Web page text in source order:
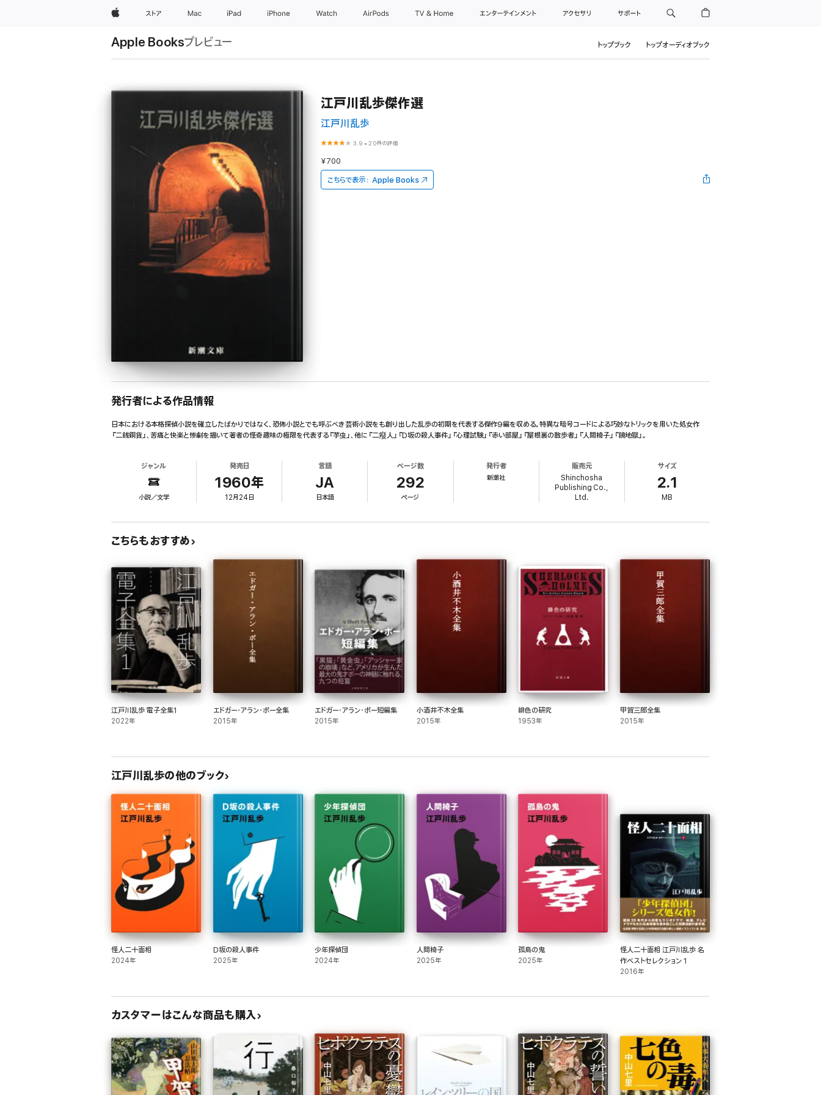
Appleストア Mac iPad iPhone Watch AirPods TV & Home エンターテインメント アクセサリ サポート
Apple Booksプレビュー トップブック トップオーディオブック
江戸川乱歩傑作選
江戸川乱歩
3.9 •20件の評価
¥700
こちらで表示： Apple Books
発行者による作品情報
日本における本格探偵小説を確立したばかりではなく、恐怖小説とでも呼ぶべき芸術小説をも創り出した乱歩の初期を代表する傑作9編を収める。特異な暗号コードによる巧妙なトリックを用いた処女作
『二銭銅貨』、苦痛と快楽と惨劇を描いて著者の怪奇趣味の極限を代表する『芋虫』、他に『二癈人』『D坂の殺人事件』『心理試験』『赤い部屋』『屋根裏の散歩者』『人間椅子』『鏡地獄』。
ジャンル
小説／文学
発売日
1960年
12月24日
言語
JA
日本語
ページ数
292
ページ
発行者
新潮社
販売元
Shinchosha
Publishing Co.,
Ltd.
サイズ
2.1
MB
こちらもおすすめ
江戸川乱歩 電子全集1
2022年
エドガー・アラン・ポー全集
2015年
エドガー・アラン・ポー短編集
2015年
小酒井不木全集
2015年
緋色の研究
1953年
甲賀三郎全集
2015年
江戸川乱歩の他のブック
怪人二十面相
2024年
D坂の殺人事件
2025年
少年探偵団
2024年
人間椅子
2025年
孤島の鬼
2025年
怪人二十面相 江戸川乱歩 名
作ベストセレクション 1
2016年
カスタマーはこんな商品も購入